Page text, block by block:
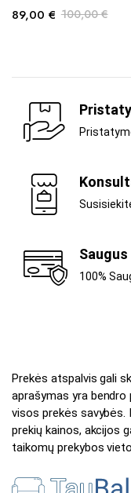
100,00€
89,00 €
100%
Prekės atspalvis gali
aprašymas yra
visos prekės
prekių kainos, akcijos
taikomų prekybos